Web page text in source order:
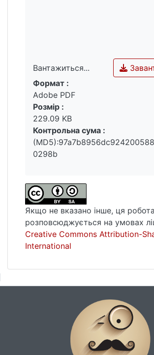
Вантажиться...
Вантажиться...
Формат :
Adobe PDF
Розмір :
229.09 KB
Контрольна сума :
0298b
Якщо не вказано інше, ця робота
розповсюджується на умовах
Creative Commons Attribution-
International